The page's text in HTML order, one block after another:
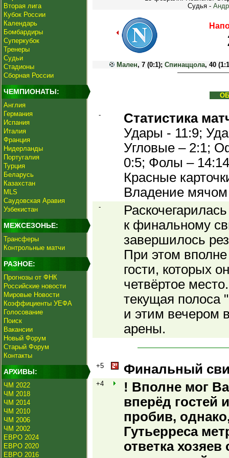
Вторая лига
Кубок России
Календарь
Бомбардиры
Суперкубок
Тренеры
Судьи
Стадионы
Сборная России
ЧЕМПИОНАТЫ:
Англия
Германия
Испания
Италия
Франция
Нидерланды
Португалия
Турция
Беларусь
Казахстан
MLS
Саудовская Аравия
Узбекистан
МЕЖСЕЗОНЬЕ:
Трансферы
Контрольные матчи
РАЗНОЕ:
Прогнозы от ФНК
Российские новости
Мировые Новости
Коэффициенты УЕФА
Голосование
Поиск
Вакансии
Новый Форум
Старый Форум
Контакты
АРХИВЫ:
ЧМ 2022
ЧМ 2018
ЧМ 2014
ЧМ 2010
ЧМ 2006
ЧМ 2002
ЕВРО 2024
ЕВРО 2020
ЕВРО 2016
Судья -
Мален, 7 (0:1); Спинаццола, 40
-
Статистика
Удары - 11:9;
Угловые – 2:1;
0:5; Фолы –
Красные
Владение
-
к финальному
завершилось
При этом
гости, которых
четвёртое
текущая полоса
и этим вечером
арены.
+5 Финальный
+4
! Вполне мог
вперёд гостей
пробив,
Гутьерреса
ответка